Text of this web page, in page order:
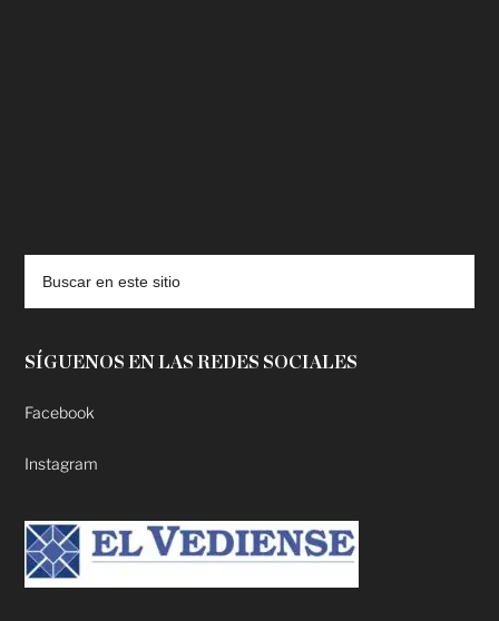
SÍGUENOS EN LAS REDES SOCIALES
Facebook
Instagram